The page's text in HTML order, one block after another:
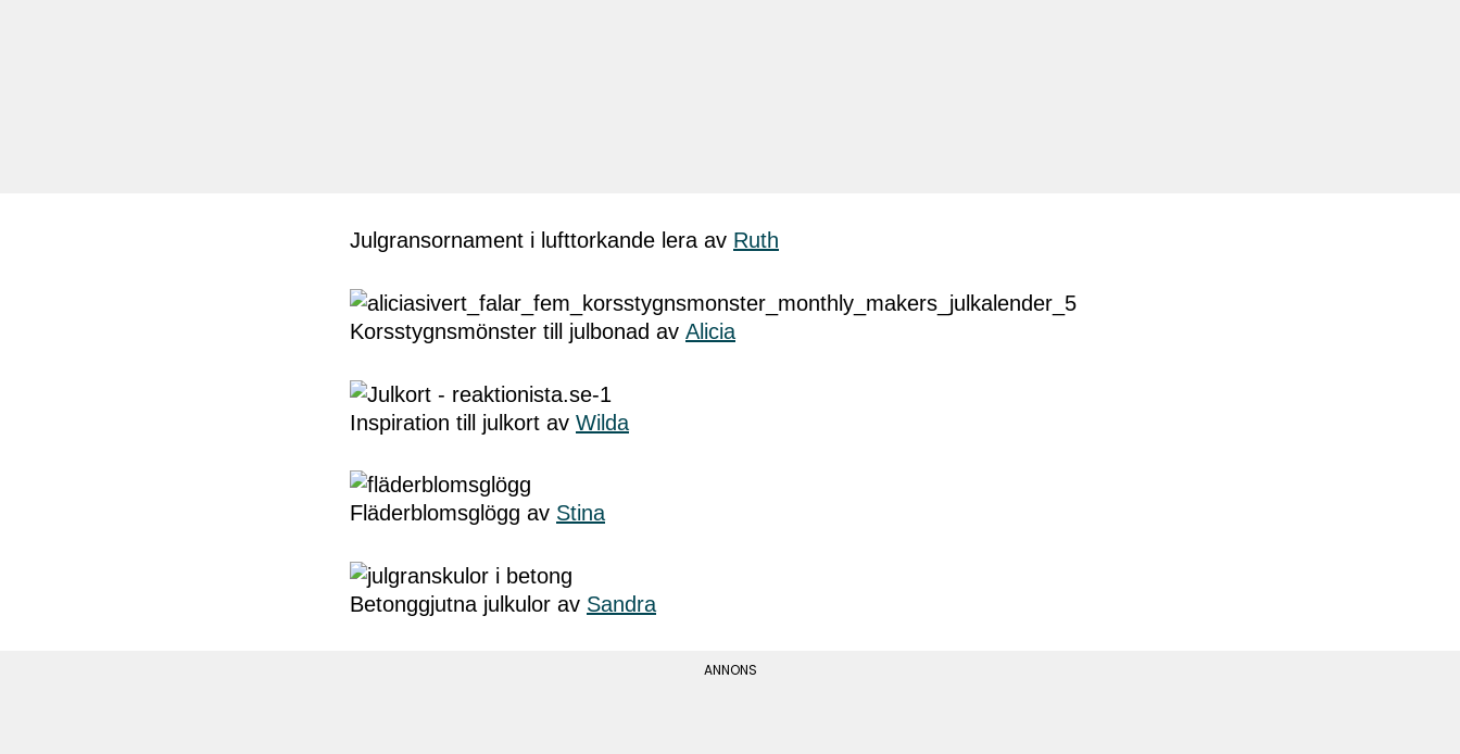
Julgransornament i lufttorkande lera av Ruth
Korsstygnsmönster till julbonad av Alicia
Inspiration till julkort av Wilda
Fläderblomsglögg av Stina
Betonggjutna julkulor av Sandra